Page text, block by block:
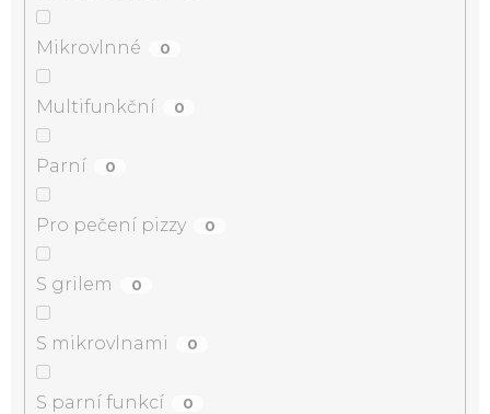
Mikrovlnné 0
Multifunkční 0
Parní 0
Pro pečení pizzy 0
S grilem 0
S mikrovlnami 0
S parní funkcí 0